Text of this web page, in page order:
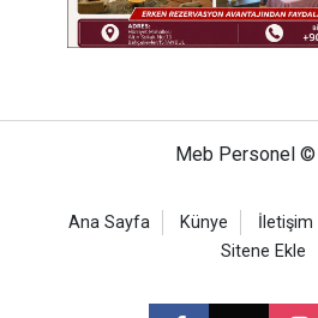
Meb Personel ©
Ana Sayfa Künye İletişim
Sitene Ekle